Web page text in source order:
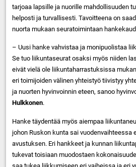
tarjoaa lapsille ja nuorille mahdollisuuden
helposti ja turvallisesti. Tavoitteena on
nuorta mukaan seuratoimintaan
– Uusi hanke vahvistaa ja monipuolistaa
Se tuo liikuntaseurat osaksi myös niiden
eivät vielä ole liikuntaharrastuksissa
eri toimijoiden välinen yhteistyö tiivistyy
ja nuorten hyvinvoinnin eteen, sanoo
Hulkkonen.
Hanke täydentää myös aiempaa
johon Ruskon kunta sai vuodenvaihteessa
avustuksen. Eri hankkeet ja kunnan
tukevat toisiaan muodostaen